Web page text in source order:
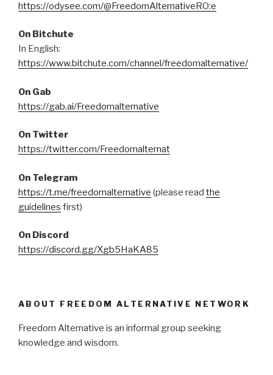
https://odysee.com/@FreedomAlternativeRO:e
On Bitchute
In English:
https://www.bitchute.com/channel/freedomalternative/
On Gab
https://gab.ai/Freedomalternative
On Twitter
https://twitter.com/Freedomalternat
On Telegram
https://t.me/freedomalternative (please read the
guidelines first)
On Discord
https://discord.gg/Xgb5HaKA85
ABOUT FREEDOM ALTERNATIVE NETWORK
Freedom Alternative is an informal group seeking
knowledge and wisdom.